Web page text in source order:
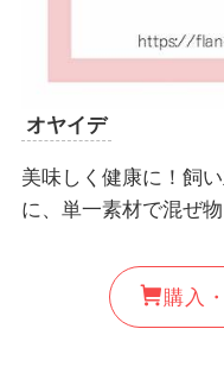
オヤイデ
美味しく健康に！飼
に、単一素材で混ぜ
購入